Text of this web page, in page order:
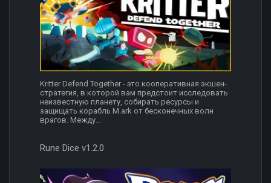
Kritter Defend Together - это кооперативная экшен-
стратегия, в которой вам предстоит исследовать
неизвестную планету, собирать ресурсы и
защищать корабль M.ark от бесконечных волн
врагов. Между...
Rune Dice v1.2.0